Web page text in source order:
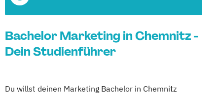
Bachelor Marketing in Chemnitz -
Dein Studienführer
Du willst deinen Marketing Bachelor in Chemnitz